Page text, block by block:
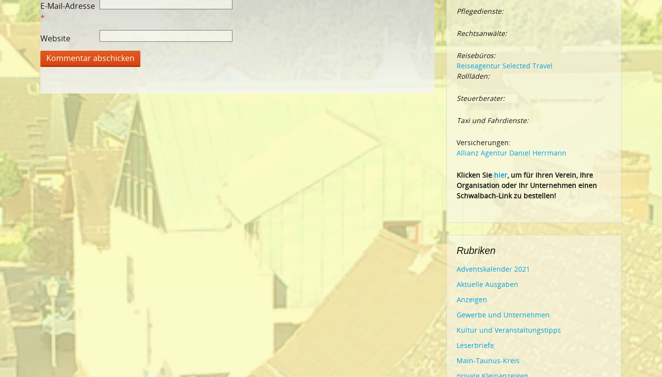
E-Mail-Adresse
*
Website
Pflegedienste:
Rechtsanwälte:
Reisebüros:
Reiseagentur Selected Travel
Rollläden:
Steuerberater:
Taxi und Fahrdienste:
Versicherungen:
Allianz Agentur Daniel Herrmann
Klicken Siehier, um für Ihren Verein, Ihre
Organisation oder Ihr Unternehmen einen
Schwalbach-Link zu bestellen!
Rubriken
Adventskalender 2021
Aktuelle Ausgaben
Anzeigen
Gewerbe und Unternehmen
Kultur und Veranstaltungstipps
Leserbriefe
Main-Taunus-Kreis